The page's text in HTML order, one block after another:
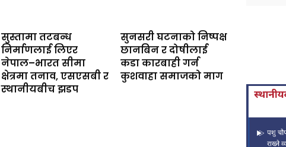
सुस्तामा तटबन्ध
निर्माणलाई लिएर
नेपाल–भारत सीमा
क्षेत्रमा तनाव, एसएसबी र
स्थानीयबीच झडप
सुनसरी घटनाको निष्पक्ष
छानबिन र दोषीलाई
कडा कारबाही गर्न
कुशवाहा समाजको माग